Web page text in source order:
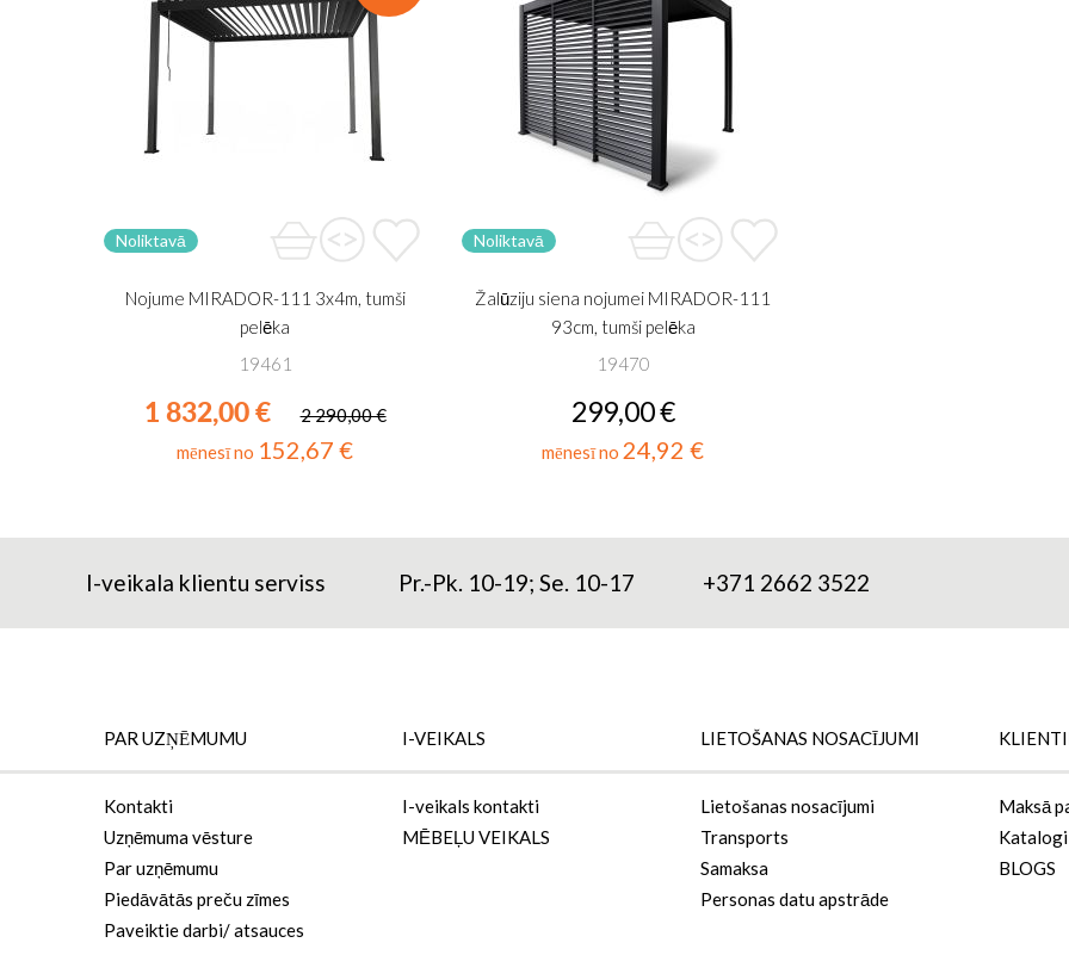
Noliktavā
Nojume MIRADOR-111 3x4m, tumši
pelēka
19461
1 832,00 €
2 290,00 €
mēnesī no 152,67 €
Noliktavā
Žalūziju siena nojumei MIRADOR-111
93cm, tumši pelēka
19470
299,00 €
mēnesī no 24,92 €
I-veikala klientu serviss Pr.-Pk. 10-19; Se. 10-17 +371 2662 3522
PAR UZŅĒMUMU
Kontakti
Uzņēmuma vēsture
Par uzņēmumu
Piedāvātās preču zīmes
Paveiktie darbi/ atsauces
I-VEIKALS
I-veikals kontakti
MĒBEĻU VEIKALS
LIETOŠANAS NOSACĪJUMI
Lietošanas nosacījumi
Transports
Samaksa
Personas datu apstrāde
Maksā
Katalogi
BLOGS